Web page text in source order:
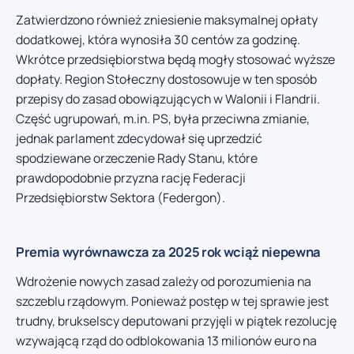
Zatwierdzono również zniesienie maksymalnej opłaty
dodatkowej, która wynosiła 30 centów za godzinę.
Wkrótce przedsiębiorstwa będą mogły stosować wyższe
dopłaty. Region Stołeczny dostosowuje w ten sposób
przepisy do zasad obowiązujących w Walonii i Flandrii.
Część ugrupowań, m.in. PS, była przeciwna zmianie,
jednak parlament zdecydował się uprzedzić
spodziewane orzeczenie Rady Stanu, które
prawdopodobnie przyzna rację Federacji
Przedsiębiorstw Sektora (Federgon).
Premia wyrównawcza za 2025 rok wciąż niepewna
Wdrożenie nowych zasad zależy od porozumienia na
szczeblu rządowym. Ponieważ postęp w tej sprawie jest
trudny, brukselscy deputowani przyjęli w piątek rezolucję
wzywającą rząd do odblokowania 13 milionów euro na